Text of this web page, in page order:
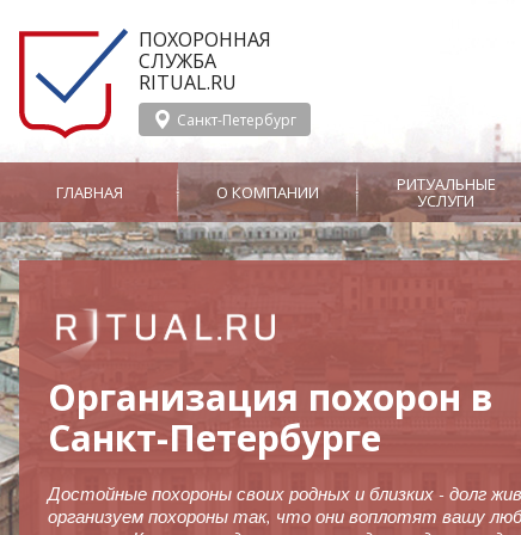
ПОХОРОННАЯ
СЛУЖБА
RITUAL.RU
Санкт-Петербург
ГЛАВНАЯ О КОМПАНИИ
Отзывы
СМИ о Ritual.ru
РИТУАЛЬНЫЕ
УСЛУГИ
Вызов ритуального
Перевозка тела в морг
Бальзамирование
Услуги
Груз 200 Родовое
Организация похорон в
Санкт-Петербурге
Достойные похороны своих родных и близких - долг
организуем похороны так, что они воплотят вашу